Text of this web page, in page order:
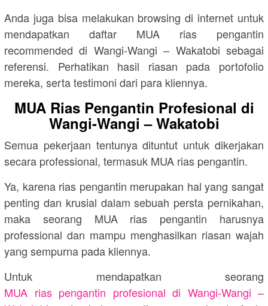
Anda juga bisa melakukan browsing di internet untuk
mendapatkan daftar MUA rias pengantin
recommended di Wangi-Wangi – Wakatobi sebagai
referensi. Perhatikan hasil riasan pada portofolio
mereka, serta testimoni dari para kliennya.
MUA Rias Pengantin Profesional di
Wangi-Wangi – Wakatobi
Semua pekerjaan tentunya dituntut untuk dikerjakan
secara professional, termasuk MUA rias pengantin.
Ya, karena rias pengantin merupakan hal yang sangat
penting dan krusial dalam sebuah persta pernikahan,
maka seorang MUA rias pengantin harusnya
professional dan mampu menghasilkan riasan wajah
yang sempurna pada kliennya.
Untuk mendapatkan seorang
MUA rias pengantin profesional di Wangi-Wangi –